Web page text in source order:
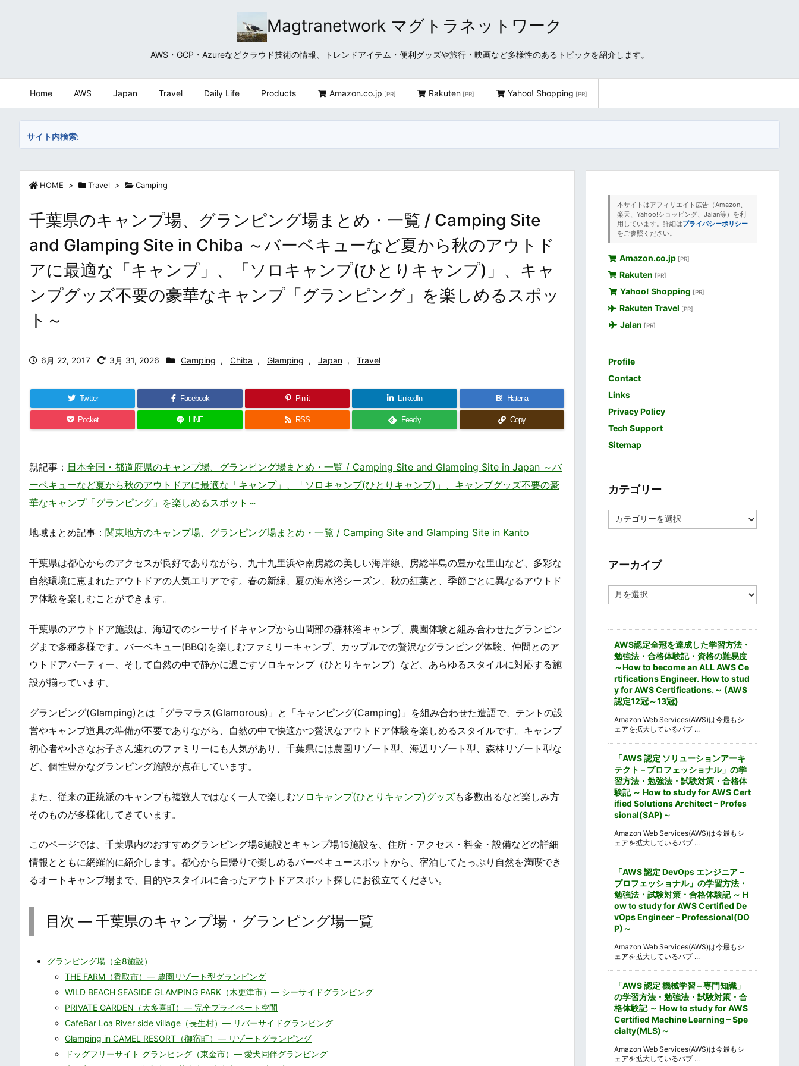
Magtranetwork マグトラネットワーク
AWS・GCP・Azureなどクラウド技術の情報、トレンドアイテム・便利グッズや旅行・映画など多様性のあるトピックを紹介します。
Home AWS Japan Travel Daily Life Products Amazon.co.jp [PR] Rakuten [PR] Yahoo! Shopping [PR]
サイト内検索:
HOME > Travel > Camping
千葉県のキャンプ場、グランピング場まとめ・一覧 / Camping Site
and Glamping Site in Chiba ～バーベキューなど夏から秋のアウトド
アに最適な「キャンプ」、「ソロキャンプ(ひとりキャンプ)」、キャ
ンプグッズ不要の豪華なキャンプ「グランピング」を楽しめるスポッ
ト～
6月 22, 2017 3月 31, 2026 Camping , Chiba , Glamping , Japan , Travel
Twitter Facebook Pin it LinkedIn B! Hatena
Pocket LINE RSS Feedly Copy
親記事： 日本全国・都道府県のキャンプ場、グランピング場まとめ・一覧 / Camping Site and Glamping Site in Japan ～バ
ーベキューなど夏から秋のアウトドアに最適な「キャンプ」、「ソロキャンプ(ひとりキャンプ)」、キャンプグッズ不要の豪
華なキャンプ「グランピング」を楽しめるスポット～
地域まとめ記事： 関東地方のキャンプ場、グランピング場まとめ・一覧 / Camping Site and Glamping Site in Kanto
千葉県は都心からのアクセスが良好でありながら、九十九里浜や南房総の美しい海岸線、房総半島の豊かな里山など、多彩な
自然環境に恵まれたアウトドアの人気エリアです。春の新緑、夏の海水浴シーズン、秋の紅葉と、季節ごとに異なるアウトド
ア体験を楽しむことができます。
千葉県のアウトドア施設は、海辺でのシーサイドキャンプから山間部の森林浴キャンプ、農園体験と組み合わせたグランピン
グまで多種多様です。バーベキュー(BBQ)を楽しむファミリーキャンプ、カップルでの贅沢なグランピング体験、仲間とのア
ウトドアパーティー、そして自然の中で静かに過ごすソロキャンプ（ひとりキャンプ）など、あらゆるスタイルに対応する施
設が揃っています。
グランピング(Glamping)とは「グラマラス(Glamorous)」と「キャンピング(Camping)」を組み合わせた造語で、テントの設
営やキャンプ道具の準備が不要でありながら、自然の中で快適かつ贅沢なアウトドア体験を楽しめるスタイルです。キャンプ
初心者や小さなお子さん連れのファミリーにも人気があり、千葉県には農園リゾート型、海辺リゾート型、森林リゾート型な
ど、個性豊かなグランピング施設が点在しています。
また、従来の正統派のキャンプも複数人ではなく一人で楽しむソロキャンプ(ひとりキャンプ)グッズも多数出るなど楽しみ方
そのものが多様化してきています。
このページでは、千葉県内のおすすめグランピング場8施設とキャンプ場15施設を、住所・アクセス・料金・設備などの詳細
情報とともに網羅的に紹介します。都心から日帰りで楽しめるバーベキュースポットから、宿泊してたっぷり自然を満喫でき
るオートキャンプ場まで、目的やスタイルに合ったアウトドアスポット探しにお役立てください。
目次 ― 千葉県のキャンプ場・グランピング場一覧
グランピング場（全8施設）
THE FARM（香取市）― 農園リゾート型グランピング
WILD BEACH SEASIDE GLAMPING PARK（木更津市）― シーサイドグランピング
PRIVATE GARDEN（大多喜町）― 完全プライベート空間
CafeBar Loa River side village（長生村）― リバーサイドグランピング
Glamping in CAMEL RESORT（御宿町）― リゾートグランピング
ドッグフリーサイト グランピング（東金市）― 愛犬同伴グランピング
本サイトはアフィリエイト広告（Amazon、
楽天、Yahoo!ショッピング、Jalan等）を利
用しています。詳細はプライバシーポリシー
をご参照ください。
Amazon.co.jp [PR]
Rakuten [PR]
Yahoo! Shopping [PR]
Rakuten Travel [PR]
Jalan [PR]
Profile
Contact
Links
Privacy Policy
Tech Support
Sitemap
カテゴリー
テ
ー
アーカイブ
ー
AWS認定全冠を達成した学習方法・
勉強法・合格体験記・資格の難易度
～How to become an ALL AWS Ce
rtifications Engineer. How to stud
y for AWS Certifications.～ (AWS
認定12冠～13冠)
Amazon Web Services(AWS)は今最もシ
ェアを拡大しているパブ ...
「AWS 認定 ソリューションアーキ
テクト – プロフェッショナル」の学
習方法・勉強法・試験対策・合格体
験記 ～ How to study for AWS Cert
ified Solutions Architect – Profes
sional(SAP)～
Amazon Web Services(AWS)は今最もシ
ェアを拡大しているパブ ...
「AWS 認定 DevOps エンジニア –
プロフェッショナル」の学習方法・
勉強法・試験対策・合格体験記 ～ H
ow to study for AWS Certified De
vOps Engineer – Professional(DO
P)～
Amazon Web Services(AWS)は今最もシ
ェアを拡大しているパブ ...
「AWS 認定 機械学習 – 専門知識」
の学習方法・勉強法・試験対策・合
格体験記 ～ How to study for AWS
Certified Machine Learning – Spe
cialty(MLS)～
Amazon Web Services(AWS)は今最もシ
ェアを拡大しているパブ ...